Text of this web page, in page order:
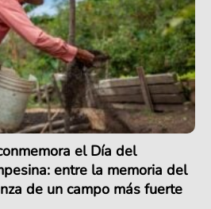
el Día del
entre la memoria del
de un campo más fuerte